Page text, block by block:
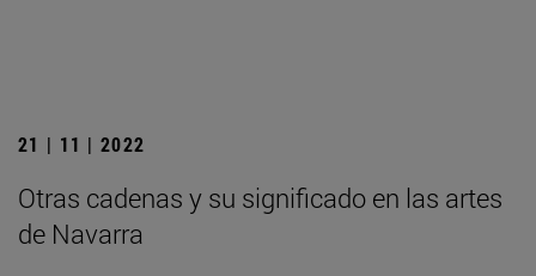
21 | 11 | 2022
Otras cadenas y su significado en las artes
de Navarra